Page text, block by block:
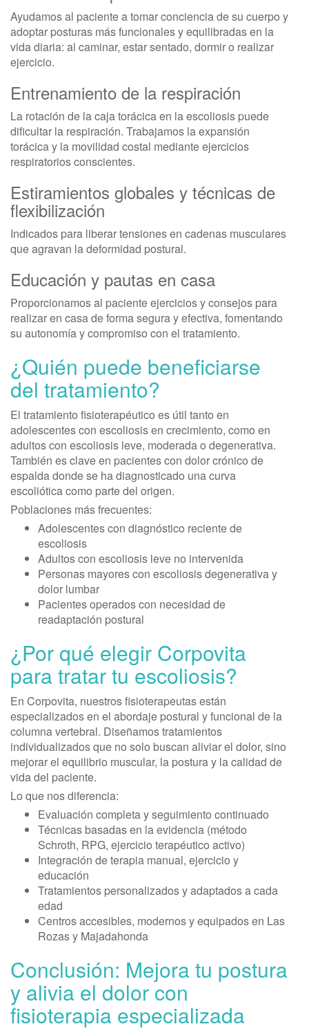
Ayudamos al paciente a tomar conciencia de su cuerpo y
adoptar posturas más funcionales y equilibradas en la
vida diaria: al caminar, estar sentado, dormir o realizar
ejercicio.
Entrenamiento de la respiración
La rotación de la caja torácica en la escoliosis puede
dificultar la respiración. Trabajamos la expansión
torácica y la movilidad costal mediante ejercicios
respiratorios conscientes.
Estiramientos globales y técnicas de
flexibilización
Indicados para liberar tensiones en cadenas musculares
que agravan la deformidad postural.
Educación y pautas en casa
Proporcionamos al paciente ejercicios y consejos para
realizar en casa de forma segura y efectiva, fomentando
su autonomía y compromiso con el tratamiento.
¿Quién puede beneficiarse
del tratamiento?
El tratamiento fisioterapéutico es útil tanto en
adolescentes con escoliosis en crecimiento, como en
adultos con escoliosis leve, moderada o degenerativa.
También es clave en pacientes con dolor crónico de
espalda donde se ha diagnosticado una curva
escoliótica como parte del origen.
Poblaciones más frecuentes:
Adolescentes con diagnóstico reciente de
escoliosis
Adultos con escoliosis leve no intervenida
Personas mayores con escoliosis degenerativa y
dolor lumbar
Pacientes operados con necesidad de
readaptación postural
¿Por qué elegir Corpovita
para tratar tu escoliosis?
En Corpovita, nuestros fisioterapeutas están
especializados en el abordaje postural y funcional de la
columna vertebral. Diseñamos tratamientos
individualizados que no solo buscan aliviar el dolor, sino
mejorar el equilibrio muscular, la postura y la calidad de
vida del paciente.
Lo que nos diferencia:
Evaluación completa y seguimiento continuado
Técnicas basadas en la evidencia (método
Schroth, RPG, ejercicio terapéutico activo)
Integración de terapia manual, ejercicio y
educación
Tratamientos personalizados y adaptados a cada
edad
Centros accesibles, modernos y equipados en Las
Rozas y Majadahonda
Conclusión: Mejora tu postura
y alivia el dolor con
fisioterapia especializada